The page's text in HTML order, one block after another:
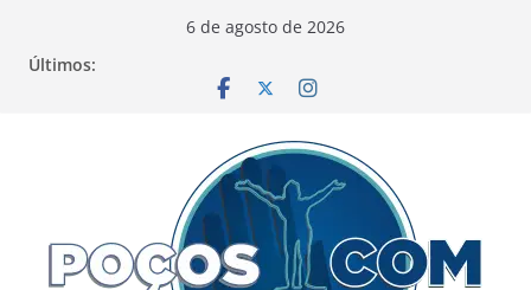
6 de agosto de 2026
Últimos: